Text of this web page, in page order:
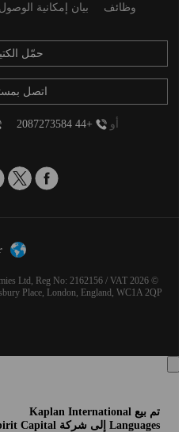
وظائف
بيان إمكانية الوصول
حمّل
اتصل
+44 2087273584
Ltd, Reg No: 2162156 / VAT
Place, London, England, WC1A 2QP
تم بيع Kaplan International
Languages إلى شركة Inspirit Capital.